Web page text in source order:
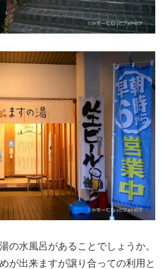
の水風呂があることでしょうか。
が出来ますが譲り合っての利用と